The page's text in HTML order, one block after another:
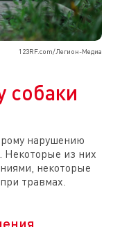
123RF.com/Легион-Медиа
собаки
нарушению
Некоторые из них
некоторые
травмах.